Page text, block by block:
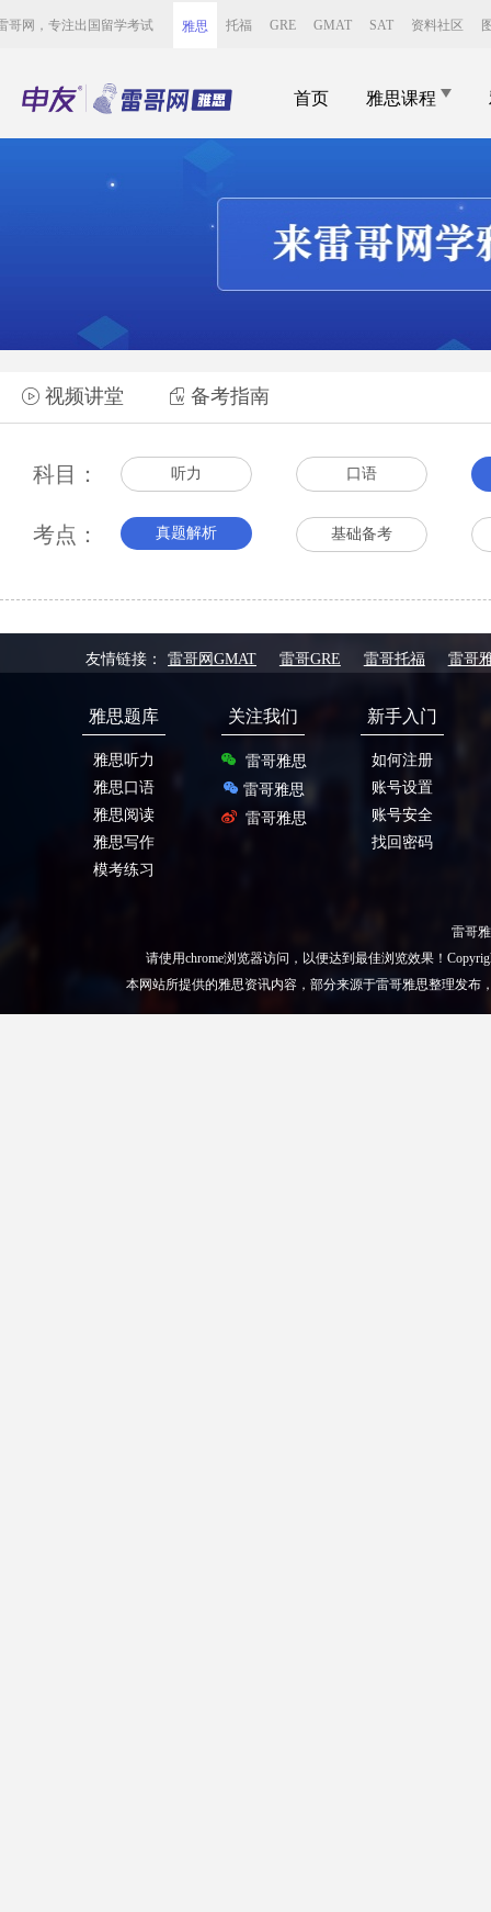
哥网，专注出国留学考试 雅思 托福 GRE GMAT SAT 资料社区
首页 雅思课程
 视频讲堂  备考指南
科目： 听力 口语
考点： 真题解析 基础备考
友情链接： 雷哥网GMAT 雷哥GRE 雷哥托福 雷哥
雅思题库
雅思听力
雅思口语
雅思阅读
雅思写作
模考练习
关注我们
雷哥雅思
雷哥雅思
雷哥雅思
新手入门
如何注册
账号设置
账号安全
找回密码
雷哥
请使用chrome浏览器访问，以便达到最佳浏览效果！
本网站所提供的雅思资讯内容，部分来源于雷哥雅思整理发布